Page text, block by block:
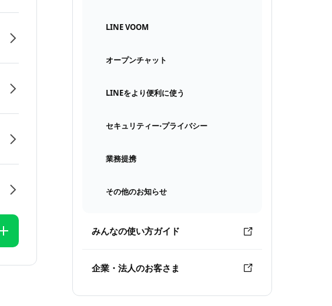
LINE VOOM
オープンチャット
LINEをより便利に使う
セキュリティー⋅プライバシー
業務提携
その他のお知らせ
みんなの使い方ガイド
企業・法人のお客さま